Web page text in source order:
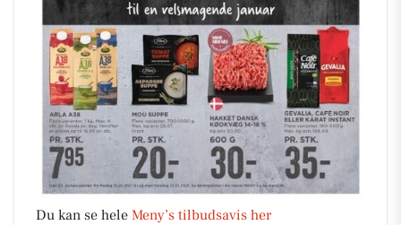
Du kan se hele Meny’s tilbudsavis her